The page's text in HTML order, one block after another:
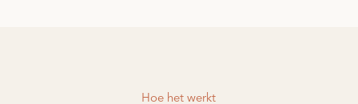
Hoe het werkt